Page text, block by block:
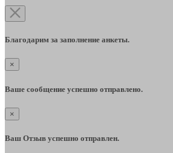
Благодарим за заполнение анкеты.
×
Ваше сообщение успешно отправлено.
×
Ваш Отзыв успешно отправлен.